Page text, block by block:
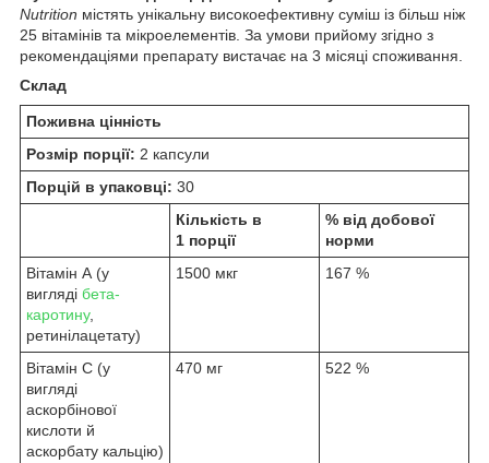
Nutrition містять унікальну високоефективну суміш із більш ніж
25 вітамінів та мікроелементів. За умови прийому згідно з
рекомендаціями препарату вистачає на 3 місяці споживання.
Склад
Поживна цінність
Розмір порції: 2 капсули
Порцій в упаковці: 30
Кількість в
1 порції
% від добової
норми
Вітамін А (у
вигляді бета-
каротину,
ретинілацетату)
1500 мкг 167 %
Вітамін С (у
вигляді
аскорбінової
кислоти й
аскорбату кальцію)
470 мг 522 %